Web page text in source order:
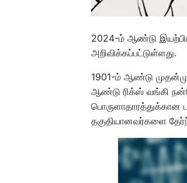
2024-ம் ஆண்டு
அறிவிக்கப்பட்டுள்ளது.
1901-ம் ஆண்டு
ஆண்டு ரிக்ஸ் வங்கி
பொருளாதாரத்துக்கான
தகுதியானவர்களை